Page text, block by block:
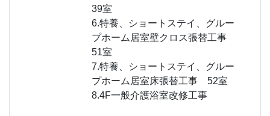
39室
6.特養、ショートステイ、グルー
プホーム居室壁クロス張替工事
51室
7.特養、ショートステイ、グルー
プホーム居室床張替工事 52室
8.4F一般介護浴室改修工事